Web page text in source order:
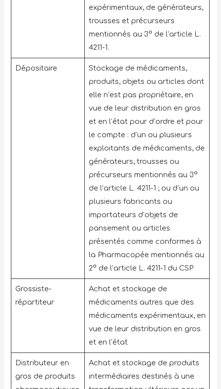
expérimentaux, de générateurs,
trousses et précurseurs
mentionnés au 3° de l’article L.
4211-1.
Dépositaire
Stockage de médicaments,
produits, objets ou articles dont
elle n’est pas propriétaire, en
vue de leur distribution en gros
et en l’état pour d’ordre et pour
le compte : d’un ou plusieurs
exploitants de médicaments, de
générateurs, trousses ou
précurseurs mentionnés au 3°
de l’article L. 4211-1 ; ou d’un ou
plusieurs fabricants ou
importateurs d’objets de
pansement ou articles
présentés comme conformes à
la Pharmacopée mentionnés au
2° de l’article L. 4211-1 du CSP
Grossiste-
répartiteur
Achat et stockage de
médicaments autres que des
médicaments expérimentaux, en
vue de leur distribution en gros
et en l’état
Distributeur en
gros de produits
Achat et stockage de produits
intermédiaires destinés à une